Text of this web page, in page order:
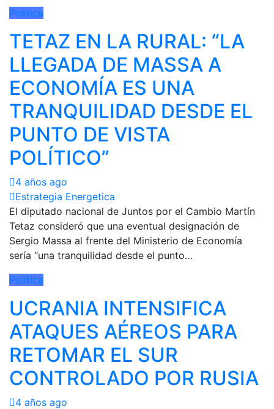
Política
TETAZ EN LA RURAL: “LA
LLEGADA DE MASSA A
ECONOMÍA ES UNA
TRANQUILIDAD DESDE EL
PUNTO DE VISTA
POLÍTICO”
4 años ago
Estrategia Energetica
El diputado nacional de Juntos por el Cambio Martín
Tetaz consideró que una eventual designación de
Sergio Massa al frente del Ministerio de Economía
sería “una tranquilidad desde el punto…
Política
UCRANIA INTENSIFICA
ATAQUES AÉREOS PARA
RETOMAR EL SUR
CONTROLADO POR RUSIA
4 años ago